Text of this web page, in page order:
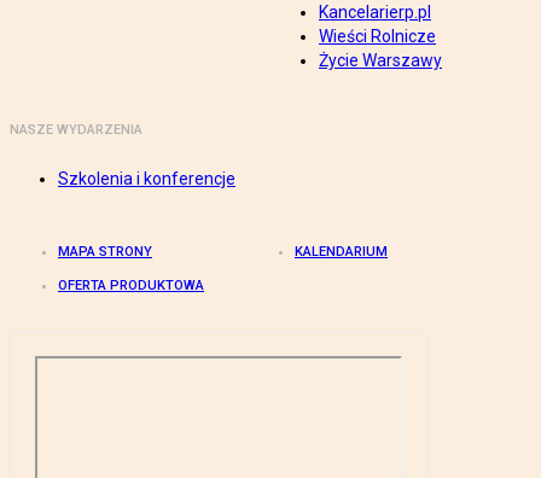
Kancelarierp.pl
Wieści Rolnicze
Życie Warszawy
NASZE WYDARZENIA
Szkolenia i konferencje
MAPA STRONY KALENDARIUM
OFERTA PRODUKTOWA